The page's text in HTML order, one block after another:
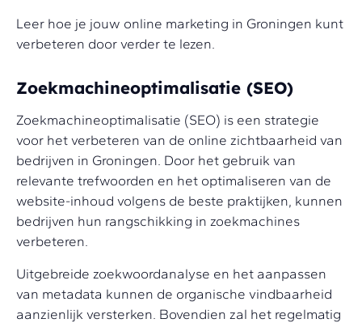
Leer hoe je jouw online marketing in Groningen kunt
verbeteren door verder te lezen.
Zoekmachineoptimalisatie (SEO)
Zoekmachineoptimalisatie (SEO) is een strategie
voor het verbeteren van de online zichtbaarheid van
bedrijven in Groningen. Door het gebruik van
relevante trefwoorden en het optimaliseren van de
website-inhoud volgens de beste praktijken, kunnen
bedrijven hun rangschikking in zoekmachines
verbeteren.
Uitgebreide zoekwoordanalyse en het aanpassen
van metadata kunnen de organische vindbaarheid
aanzienlijk versterken. Bovendien zal het regelmatig